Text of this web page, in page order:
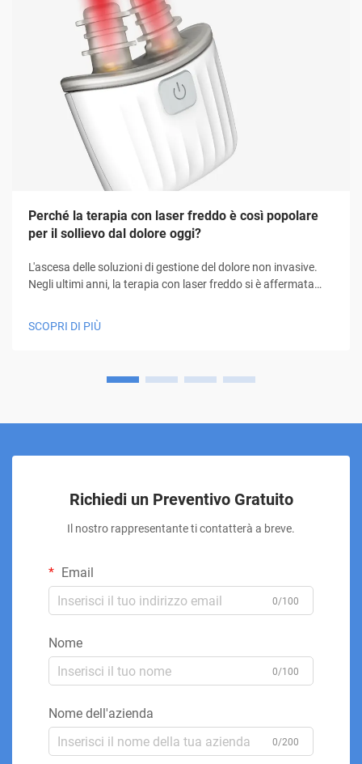
Perché la terapia con laser freddo è così popolare
per il sollievo dal dolore oggi?
L'ascesa delle soluzioni di gestione del dolore non invasive.
Negli ultimi anni, la terapia con laser freddo si è affermata
offrendo speranza a milioni di persone in cerca di sollievo
SCOPRI DI PIÙ
Richiedi un Preventivo Gratuito
Il nostro rappresentante ti contatterà a breve.
Email
0/100
Nome
0/100
Nome dell'azienda
0/200